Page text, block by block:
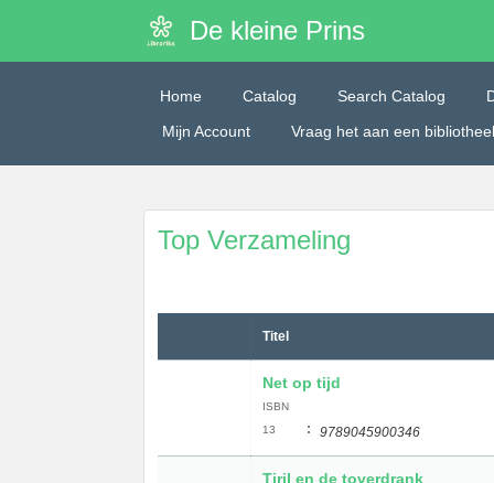
De kleine Prins
Home Catalog Search Catalog
Mijn Account
Vraag het aan een
Top Verzameling
Titel
Net op tijd
ISBN
13
: 9789045900346
Tiril en de toverdrank